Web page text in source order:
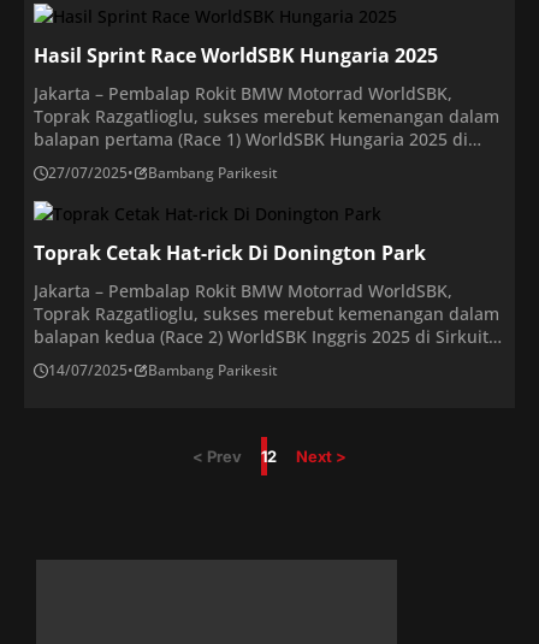
Minggu (27/7/2025). Pembalap Turki ini diikuti oleh
pembalap Aruba.it Racing Ducati, Nicolo Bulega, di posisi
kedua, dan pembalap […]
Hasil Sprint Race WorldSBK Hungaria 2025
Jakarta – Pembalap Rokit BMW Motorrad WorldSBK,
Toprak Razgatlioglu, sukses merebut kemenangan dalam
balapan pertama (Race 1) WorldSBK Hungaria 2025 di
sirkuit anyar Balaton Park, pada Sabtu (26/7/2025). Ia
diikuti duet pembalap Aruba.it Racing Ducati, Nicolo
Bulega, di posisi kedua, dan Alvaro Bautista, di posisi
ketiga.Sementara itu, posisi keempat dan kelima masing-
masing ditempati oleh pembalap […]
27/07/2025• Bambang Parikesit
Toprak Cetak Hat-rick Di Donington Park
Jakarta – Pembalap Rokit BMW Motorrad WorldSBK,
Toprak Razgatlioglu, sukses merebut kemenangan dalam
balapan kedua (Race 2) WorldSBK Inggris 2025 di Sirkuit
Donington Park, pada Minggu (13/7/2025). Dengan begitu,
‘El Turci’ meraih hat-trick kemenangan karena sukses
pembalap Aruba.it […]
14/07/2025• Bambang Parikesit
< Prev 12 Next >